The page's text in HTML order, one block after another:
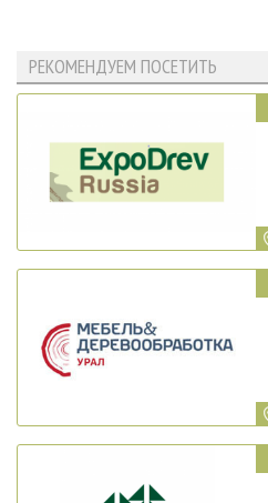
РЕКОМЕНДУЕМ ПОСЕТИТЬ